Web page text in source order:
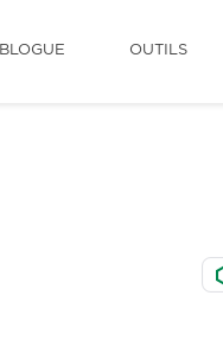
BLOGUE OUTILS